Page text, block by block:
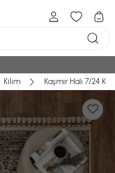
Kilim Kaşmir Halı 7/24